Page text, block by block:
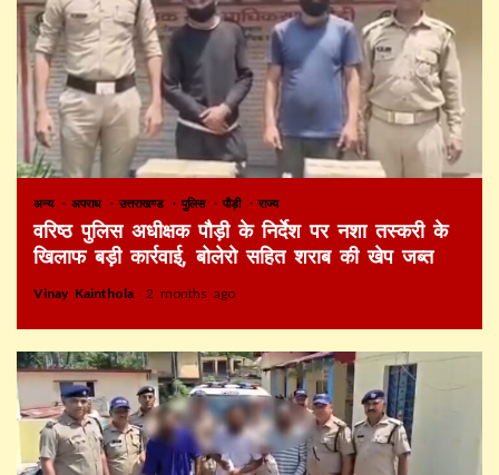
अन्य अपराध उत्तराखण्ड पुलिस पौड़ी राज्य
वरिष्ठ पुलिस अधीक्षक पौड़ी के निर्देश पर नशा तस्करी के
खिलाफ बड़ी कार्रवाई, बोलेरो सहित शराब की खेप जब्त
Vinay Kainthola 2 months ago